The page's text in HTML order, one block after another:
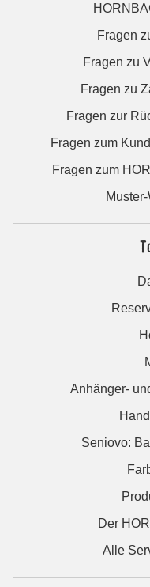
Fragen
Fragen zu
Fragen zu
Fragen zur
Fragen zum
Fragen zum
Anhänger-
Seniovo:
Der
Alle